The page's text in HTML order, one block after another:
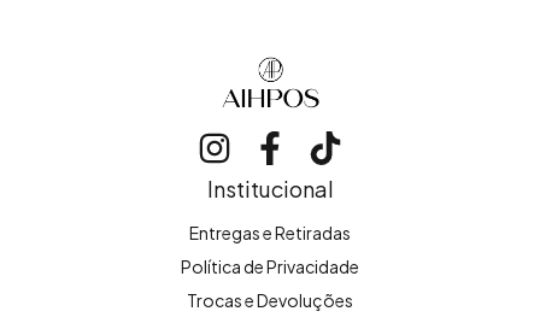
Institucional
Entregas e Retiradas
Política de Privacidade
Trocas e Devoluções